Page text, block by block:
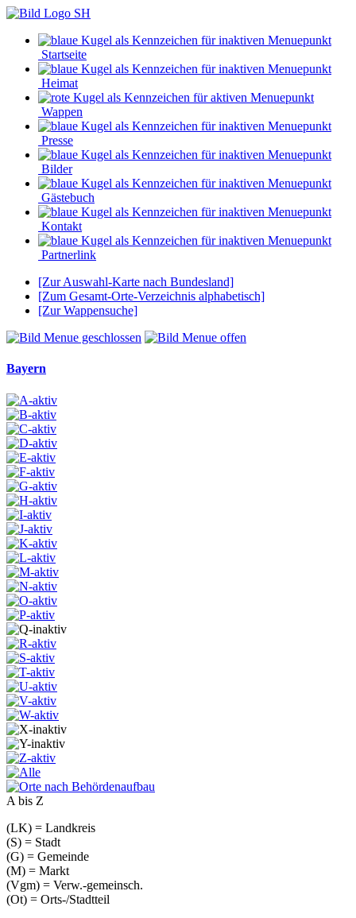
Startseite
Heimat
Wappen
Presse
Bilder
Gästebuch
Kontakt
Partnerlink
[Zur Auswahl-Karte nach Bundesland]
[Zum Gesamt-Orte-Verzeichnis alphabetisch]
[Zur Wappensuche]
Bayern
A bis Z
(LK) = Landkreis
(S) = Stadt
(G) = Gemeinde
(M) = Markt
(Vgm) = Verw.-gemeinsch.
(Ot) = Orts-/Stadtteil